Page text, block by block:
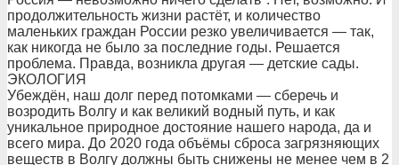
продолжительность жизни растёт, и количество
маленьких граждан России резко увеличивается — так,
как никогда не было за последние годы. Решается
проблема. Правда, возникла другая — детские сады.
ЭКОЛОГИЯ
Убеждён, наш долг перед потомками — сберечь и
возродить Волгу и как великий водный путь, и как
уникальное природное достояние нашего народа, да и
всего мира. До 2020 года объёмы сброса загрязняющих
веществ в Волгу должны быть снижены не менее чем в 2